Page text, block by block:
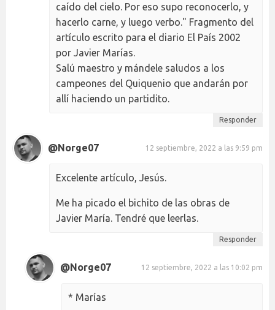
caído del cielo. Por eso supo reconocerlo, y
hacerlo carne, y luego verbo." Fragmento del
artículo escrito para el diario El País 2002
por Javier Marías.
Salú maestro y mándele saludos a los
campeones del Quiquenio que andarán por
allí haciendo un partidito.
Responder
@Norge07 12 septiembre, 2022 a las 9:59 pm
Excelente artículo, Jesús.
Me ha picado el bichito de las obras de
Javier María. Tendré que leerlas.
Responder
@Norge07 12 septiembre, 2022 a las 10:02 pm
* Marías